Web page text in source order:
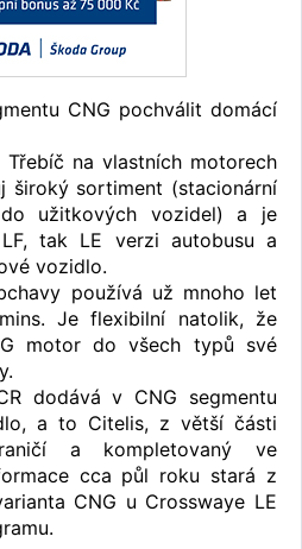
CNG pochválit domácí
Třebíč na vlastních motorech
široký sortiment (stacionární
užitkových vozidel) a je
tak LE verzi autobusu a
vozidlo.
používá už mnoho let
Je flexibilní natolik, že
motor do všech typů své
dodává v CNG segmentu
a to Citelis, z větší části
a kompletovaný ve
cca půl roku stará z
CNG u Crosswaye LE